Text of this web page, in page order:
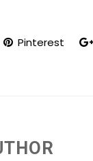
Pinterest